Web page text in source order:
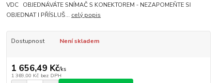
VDC OBJEDNÁVÁTE SNÍMAČ S KONEKTOREM - NEZAPOMEŇTE SI
OBJEDNAT I PŘÍSLUŠ... celý popis
Dostupnost Není skladem
1 656,49 Kč/ks
1 369,00 Kč bez DPH